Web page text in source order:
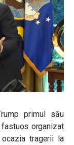
primul său
fastuos organizat
tragerii la